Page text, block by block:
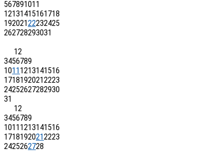
567891011
12131415161718
19202122232425
262728293031
12
3456789
1011 1213141516
17181920212223
24252627282930
31
12
3456789
1011 1213141516
17181920212223
2425262728